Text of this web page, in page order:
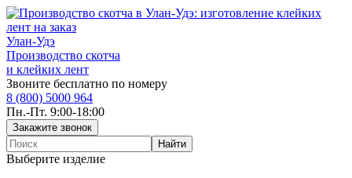
Улан-Удэ
Производство скотча
и клейких лент
Звоните бесплатно по номеру
8 (800) 5000 964
Пн.-Пт. 9:00-18:00
Выберите изделие